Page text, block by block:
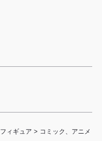
フィギュア > コミック、アニメ